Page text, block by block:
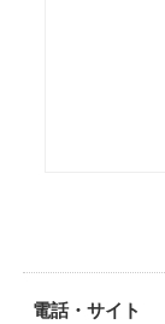
電話・サイト